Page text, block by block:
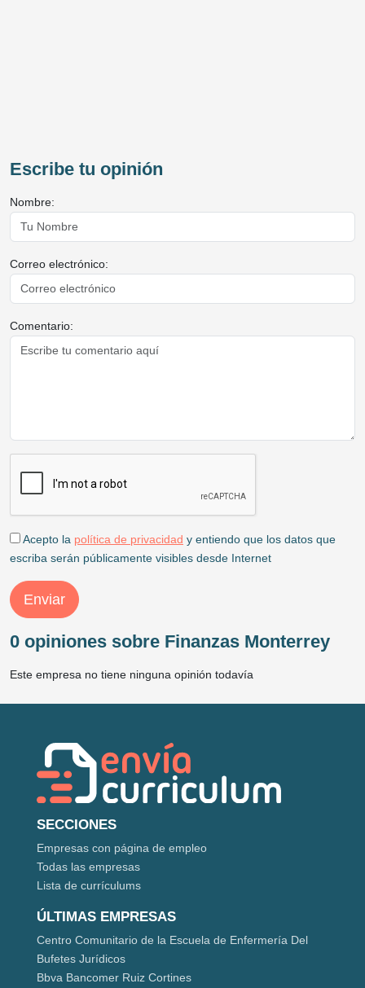
Escribe tu opinión
Nombre:
Correo electrónico:
Comentario:
Acepto la política de privacidad y entiendo que los datos que
escriba serán públicamente visibles desde Internet
Enviar
0 opiniones sobre Finanzas Monterrey
Este empresa no tiene ninguna opinión todavía
SECCIONES
Empresas con página de empleo
Todas las empresas
Lista de currículums
ÚLTIMAS EMPRESAS
Centro Comunitario de la Escuela de Enfermería Del
Bufetes Jurídicos
Bbva Bancomer Ruiz Cortines